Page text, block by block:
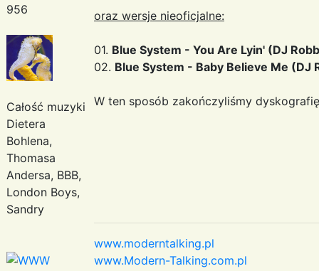
956
Całość muzyki
Dietera
Bohlena,
Thomasa
Andersa, BBB,
London Boys,
Sandry
oraz wersje nieoficjalne:
01. Blue System - You Are Lyin' (DJ
02. Blue System - Baby Believe Me (DJ
W ten sposób zakończyliśmy
www.moderntalking.pl
www.Modern-Talking.com.pl